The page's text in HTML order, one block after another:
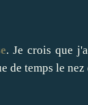
. Je crois que
de temps le